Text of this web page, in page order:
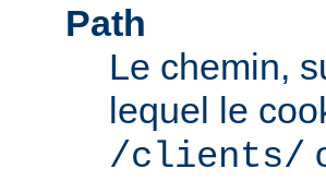
Path
Le chemin,
lequel le
/clients/